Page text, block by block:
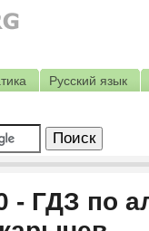
Русский язык
- ГДЗ по